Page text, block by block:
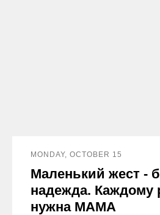
MONDAY, OCTOBER 15
Маленький жест -
надежда. Каждому
нужна МАМА